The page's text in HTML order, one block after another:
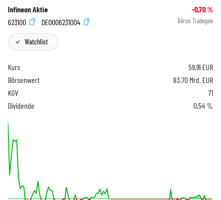
Infineon Aktie -0,70%
623100
DE0006231004 Börse: Tradegate
Watchlist
Kurs 59,91 EUR
Börsenwert
83,70 Mrd. EUR
KGV
71
Dividende
0,54 %